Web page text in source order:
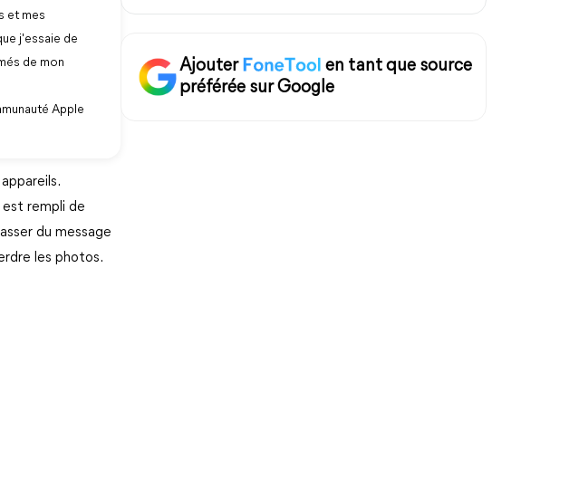
et mes
j'essaie de
de mon
Apple
rempli de
du message
les photos.
Ajouter
en tant que source
préférée sur Google